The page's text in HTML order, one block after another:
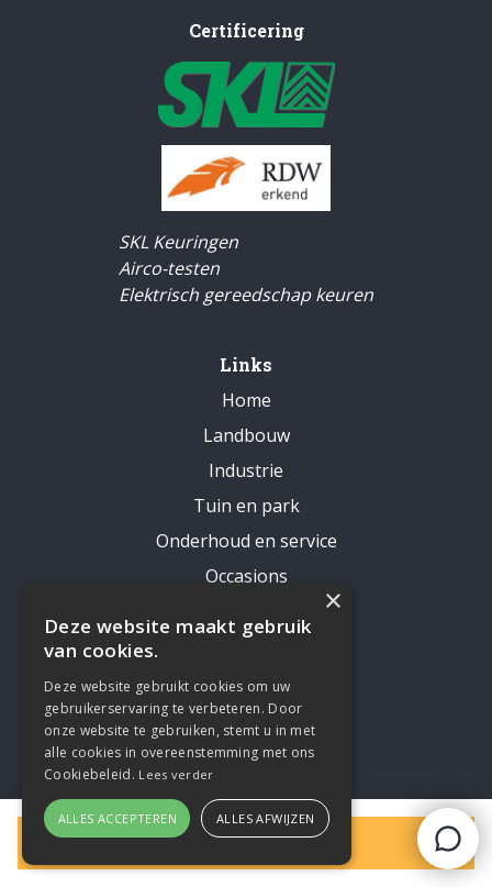
Filters
Certificering
SKL Keuringen
Airco-testen
Elektrisch gereedschap keuren
Links
Home
Landbouw
Industrie
Tuin en park
Onderhoud en service
Occasions
Over ons
Merken
Vacatures
Adres
Buts Meulepas
Alanenweg 1
×
Deze website maakt gebruik
van cookies.
Deze website gebruikt cookies om uw
gebruikerservaring te verbeteren. Door
onze website te gebruiken, stemt u in met
alle cookies in overeenstemming met ons
Cookiebeleid. Lees verder
ALLES ACCEPTEREN ALLES AFWIJZEN